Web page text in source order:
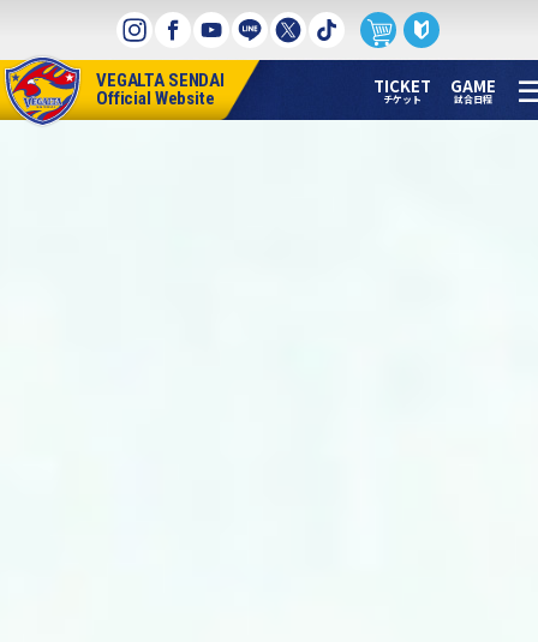
へ
ス
キ
VEGALTA SENDAI
Official Website
TICKET
チケット
GAME
試合日程